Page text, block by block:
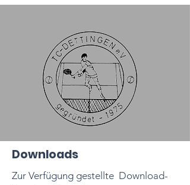
Downloads
Zur Verfügung gestellte Download-